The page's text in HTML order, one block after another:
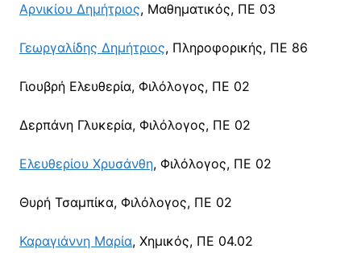
Αρνικίου Δημήτριος, Μαθηματικός, ΠΕ 03
Γεωργαλίδης Δημήτριος, Πληροφορικής, ΠΕ 86
Γιουβρή Ελευθερία, Φιλόλογος, ΠΕ 02
Δερπάνη Γλυκερία, Φιλόλογος, ΠΕ 02
Ελευθερίου Χρυσάνθη, Φιλόλογος, ΠΕ 02
Θυρή Τσαμπίκα, Φιλόλογος, ΠΕ 02
Καραγιάννη Μαρία, Χημικός, ΠΕ 04.02